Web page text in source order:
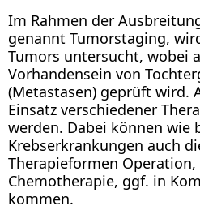
Im Rahmen der
genannt Tumorstaging,
Tumors untersucht, wobei
Vorhandensein von
(Metastasen) geprüft wird.
Einsatz verschiedener
werden. Dabei können wie
Krebserkrankungen auch
Therapieformen
Chemotherapie, ggf. in
kommen.